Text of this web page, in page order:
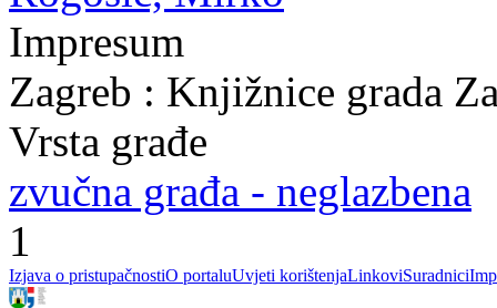
Impresum
Zagreb : Knjižnice grada
Vrsta građe
zvučna građa - neglazbena
1
Izjava o pristupačnostiO portaluUvjeti korištenjaLinkoviSuradnici